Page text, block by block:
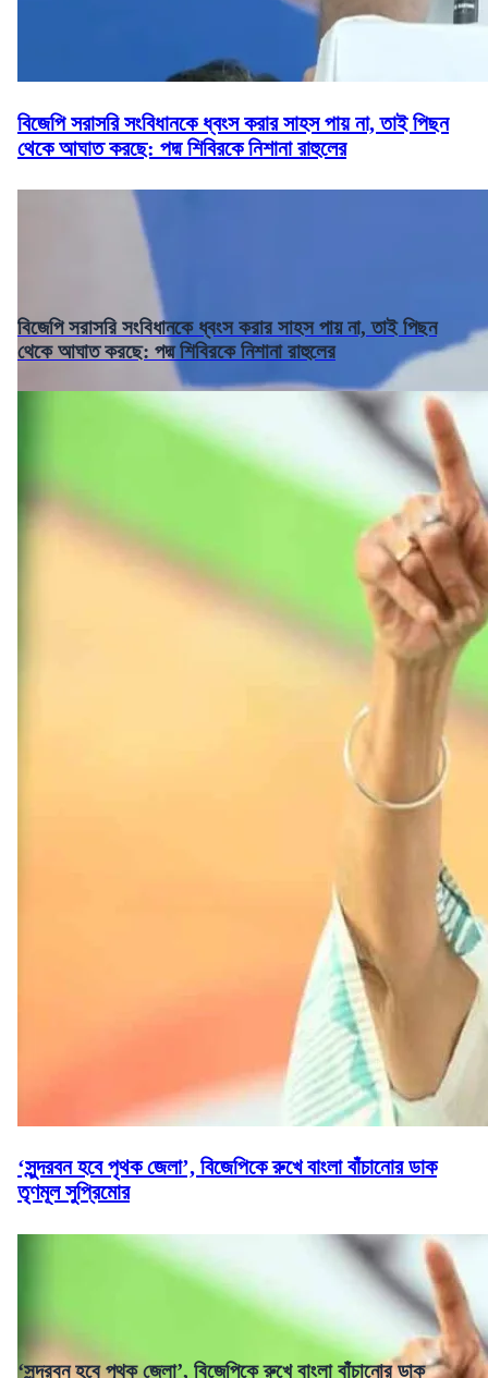
বিজেপি সরাসরি সংবিধানকে ধ্বংস করার সাহস পায় না, তাই পিছন
থেকে আঘাত করছে: পদ্ম শিবিরকে নিশানা রাহুলের
বিজেপি সরাসরি সংবিধানকে ধ্বংস করার সাহস পায় না, তাই পিছন
থেকে আঘাত করছে: পদ্ম শিবিরকে নিশানা রাহুলের
‘সুন্দরবন হবে পৃথক জেলা’, বিজেপিকে রুখে বাংলা বাঁচানোর ডাক
তৃণমূল সুপ্রিমোর
‘সুন্দরবন হবে পৃথক জেলা’, বিজেপিকে রুখে বাংলা বাঁচানোর ডাক